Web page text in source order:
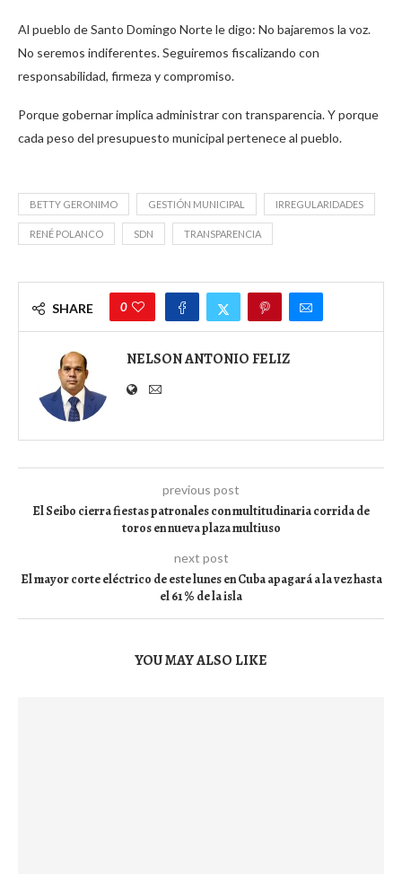
​Al pueblo de Santo Domingo Norte le digo: No bajaremos la voz.
No seremos indiferentes. Seguiremos fiscalizando con
responsabilidad, firmeza y compromiso.
Porque gobernar implica administrar con transparencia. Y porque
cada peso del presupuesto municipal pertenece al pueblo.
BETTY GERONIMO GESTIÓN MUNICIPAL IRREGULARIDADES
RENÉ POLANCO SDN TRANSPARENCIA
SHARE 0
NELSON ANTONIO FELIZ
previous post
El Seibo cierra fiestas patronales con multitudinaria corrida de
toros en nueva plaza multiuso
next post
El mayor corte eléctrico de este lunes en Cuba apagará a la vez hasta
el 61 % de la isla
YOU MAY ALSO LIKE